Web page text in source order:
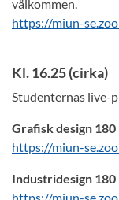
välkommen.
https://miun-
Kl. 16.25 (cirka)
Studenternas live-
Grafisk design 180
https://miun-
Industridesign 180